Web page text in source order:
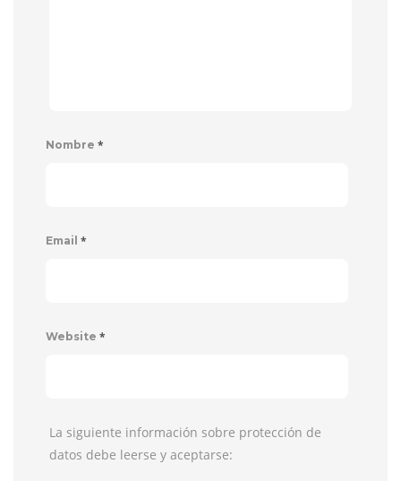
Nombre *
Email *
Website *
La siguiente información sobre protección de
datos debe leerse y aceptarse: